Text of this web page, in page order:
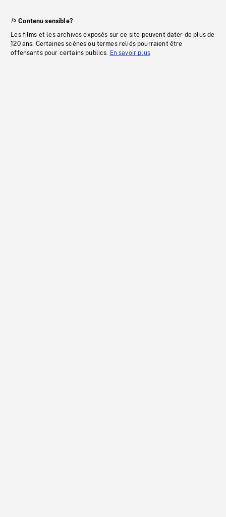
Contenu sensible?
Les films et les archives exposés sur ce site peuvent dater de plus de
120 ans. Certaines scènes ou termes reliés pourraient être
offensants pour certains publics. En savoir plus